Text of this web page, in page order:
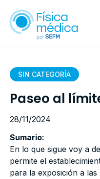
SIN CATEGORÍA
Paseo al
28/11/2024
Sumario:
En lo que sigue voy a
permite el
para la exposición a las